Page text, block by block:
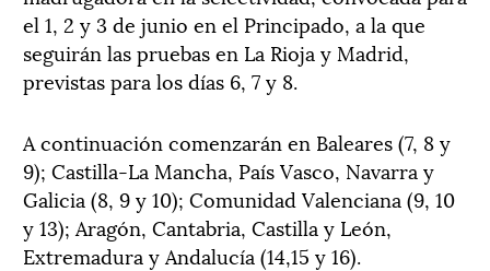
el 1, 2 y 3 de junio en el Principado, a la que
seguirán las pruebas en La Rioja y Madrid,
previstas para los días 6, 7 y 8.
A continuación comenzarán en Baleares (7, 8 y
9); Castilla-La Mancha, País Vasco, Navarra y
Galicia (8, 9 y 10); Comunidad Valenciana (9, 10
y 13); Aragón, Cantabria, Castilla y León,
Extremadura y Andalucía (14,15 y 16).